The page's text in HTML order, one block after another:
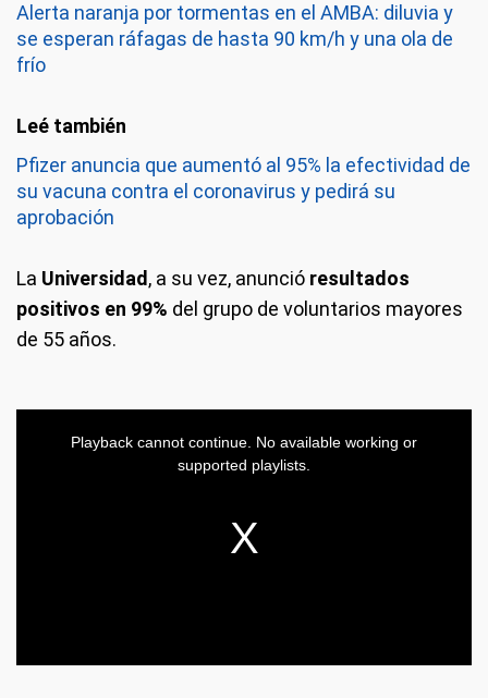
Alerta naranja por tormentas en el AMBA: diluvia y
se esperan ráfagas de hasta 90 km/h y una ola de
frío
Pfizer anuncia que aumentó al 95% la efectividad de
su vacuna contra el coronavirus y pedirá su
aprobación
La Universidad , a su vez, anunció resultados
positivos en 99% del grupo de voluntarios mayores
de 55 años.